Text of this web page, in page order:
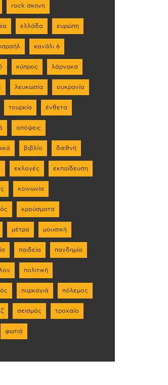
rock σκηνη
ελλάδα ευρώπη
ισραήλ κανάλι 6
κύπρος λάρνακα
λευκωσία ουκρανία
τουρκία ένθετα
απόψεις
βιβλίο διεθνή
εκλογές εκπαίδευση
κοινωνία
κρούσματα
μέτρα μουσική
παιδεία πανδημία
πολιτική
πυρκαγιά πόλεμος
σεισμός τροχαίο
φωτιά